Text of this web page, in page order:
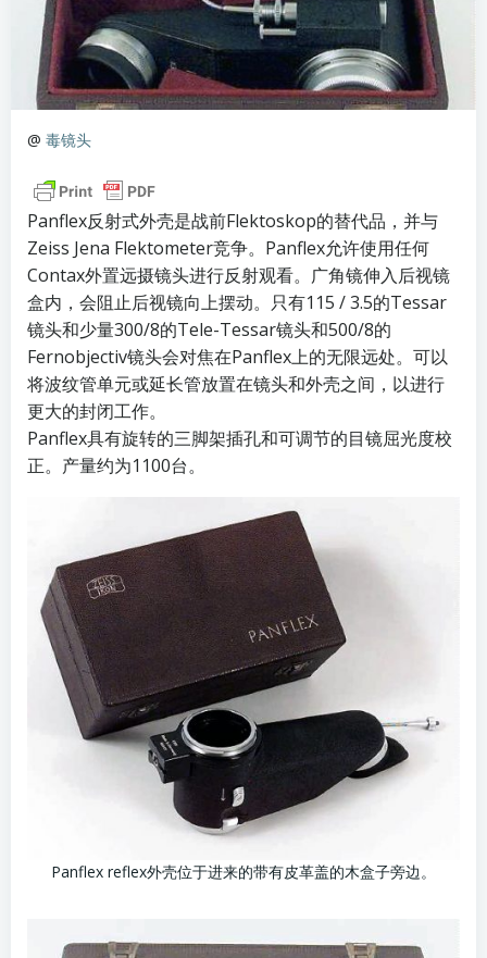
@ 毒镜头
Panflex反射式外壳是战前Flektoskop的替代品，并与
Zeiss Jena Flektometer竞争。Panflex允许使用任何
Contax外置远摄镜头进行反射观看。广角镜伸入后视镜
盒内，会阻止后视镜向上摆动。只有115 / 3.5的Tessar
镜头和少量300/8的Tele-Tessar镜头和500/8的
Fernobjectiv镜头会对焦在Panflex上的无限远处。可以
将波纹管单元或延长管放置在镜头和外壳之间，以进行
更大的封闭工作。
Panflex具有旋转的三脚架插孔和可调节的目镜屈光度校
正。产量约为1100台。
Panflex reflex外壳位于进来的带有皮革盖的木盒子旁边。